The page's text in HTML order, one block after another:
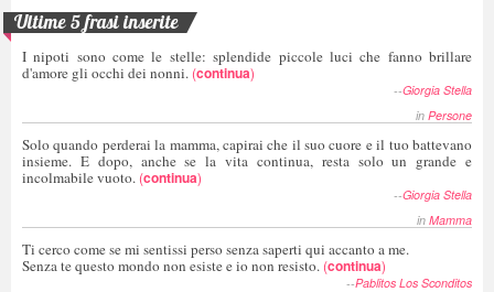
Ultime 5 frasi inserite
I nipoti sono come le stelle: splendide piccole luci che fanno brillare
d'amore gli occhi dei nonni. (continua)
--Giorgia Stella
in Persone
Solo quando perderai la mamma, capirai che il suo cuore e il tuo battevano
insieme. E dopo, anche se la vita continua, resta solo un grande e
incolmabile vuoto. (continua)
--Giorgia Stella
in Mamma
Ti cerco come se mi sentissi perso senza saperti qui accanto a me.
Senza te questo mondo non esiste e io non resisto. (continua)
--Pablitos Los Sconditos